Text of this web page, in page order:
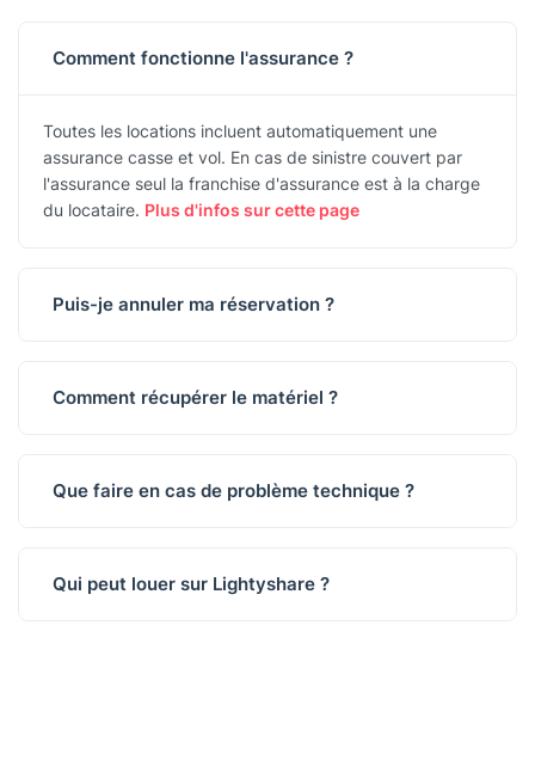
Comment fonctionne l'assurance ?
Toutes les locations incluent automatiquement une
assurance casse et vol. En cas de sinistre couvert par
l'assurance seul la franchise d'assurance est à la charge
du locataire. Plus d'infos sur cette page
Puis-je annuler ma réservation ?
Comment récupérer le matériel ?
Que faire en cas de problème technique ?
Qui peut louer sur Lightyshare ?